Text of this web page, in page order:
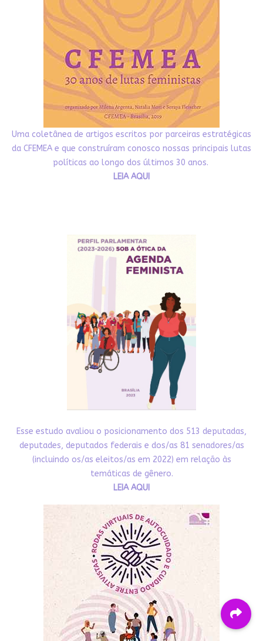
Uma coletânea de artigos escritos por parceiras estratégicas
da CFEMEA e que construíram conosco nossas principais lutas
políticas ao longo dos últimos 30 anos.
LEIA AQUI
Esse estudo avaliou o posicionamento dos 513 deputadas,
deputades, deputados federais e dos/as 81 senadores/as
(incluindo os/as eleitos/as em 2022) em relação às
temáticas de gênero.
LEIA AQUI